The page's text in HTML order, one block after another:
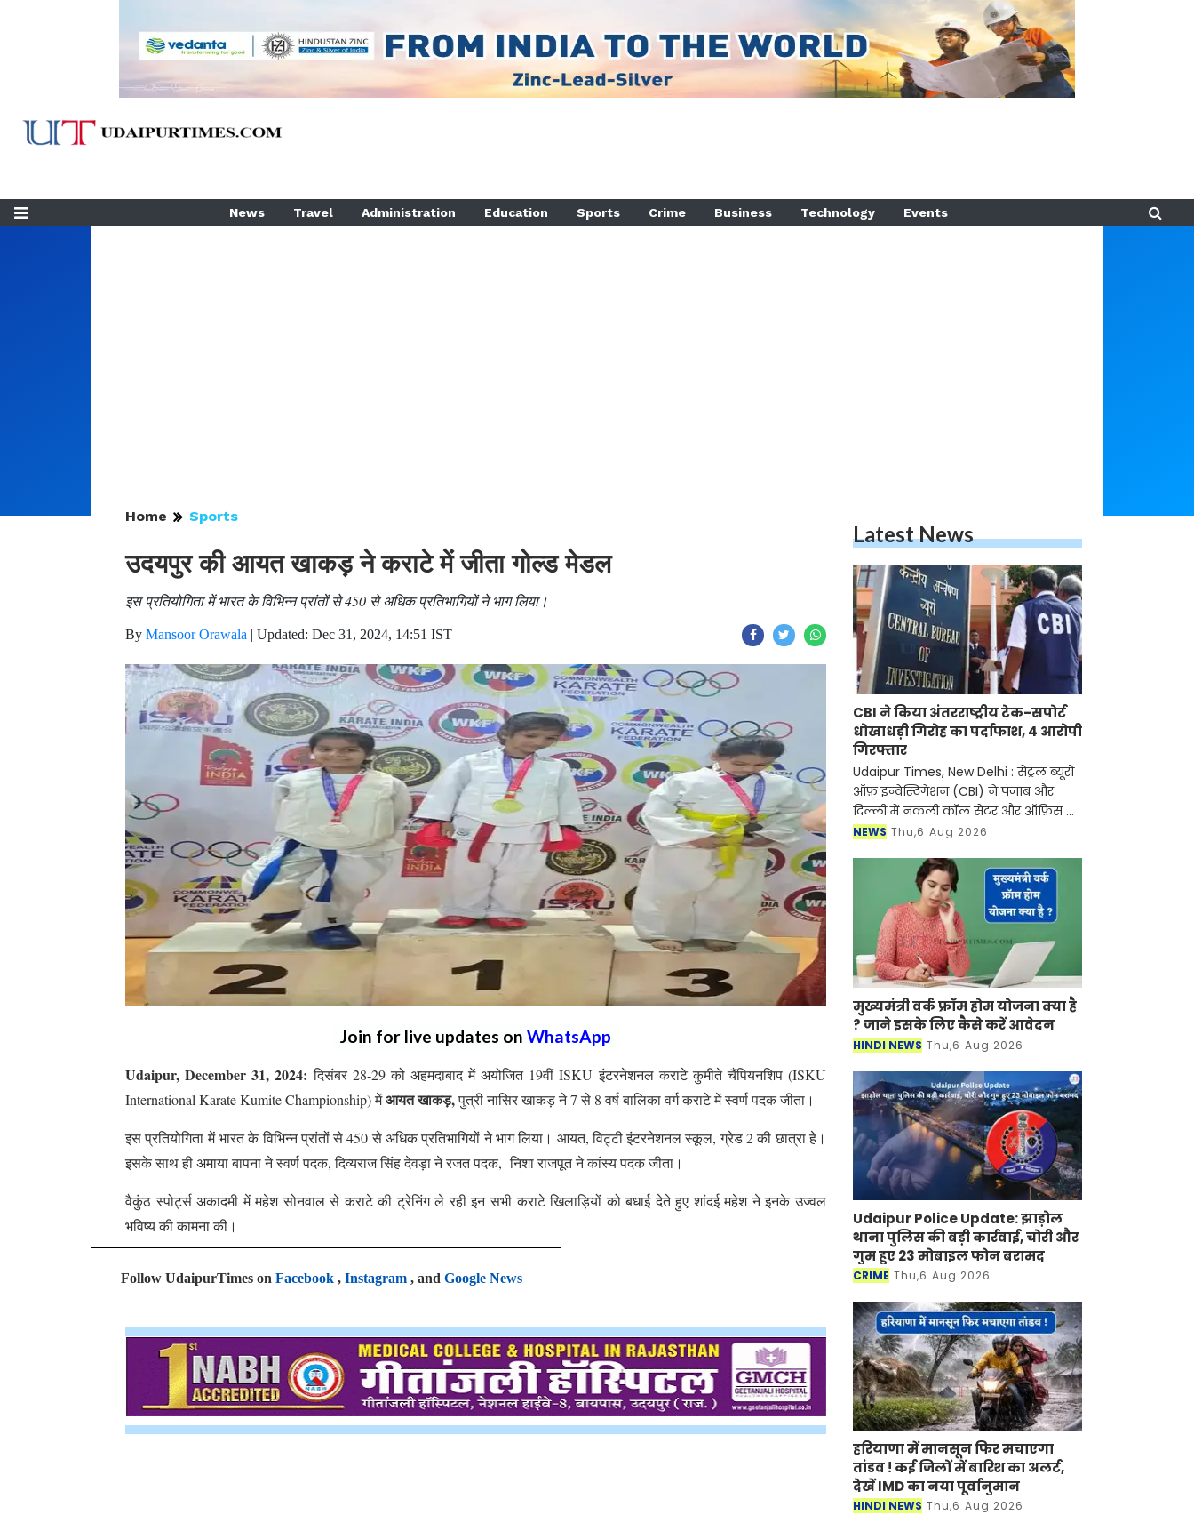
News Travel Administration Education Sports Crime Business Technology Events
Home Sports
उदयपुर की आयत खाकड़ ने कराटे में जीता गोल्ड मेडल
इस प्रतियोगिता में भारत के विभिन्न प्रांतों से 450 से अधिक प्रतिभागियों ने भाग लिया।
By Mansoor Orawala | Updated: Dec 31, 2024, 14:51 IST
Join for live updates on WhatsApp
Udaipur, December 31, 2024: दिसंबर 28-29 को अहमदाबाद में अयोजित 19वीं ISKU इंटरनेशनल कराटे कुमीते चैंपियनशिप (ISKU
International Karate Kumite Championship) मेंआयत खाकड़,पुत्री नासिर खाकड़ ने 7 से 8 वर्ष बालिका वर्ग कराटे में स्वर्ण पदक जीता।
इस प्रतियोगिता में भारत के विभिन्न प्रांतों से 450 से अधिक प्रतिभागियों ने भाग लिया। आयत, विट्टी इंटरनेशनल स्कूल, ग्रेड 2 की छात्रा हे।
इसके साथ ही अमाया बापना ने स्वर्ण पदक, दिव्यराज सिंह देवड़ा ने रजत पदक, निशा राजपूत ने कांस्य पदक जीता।
वैकुंठ स्पोर्ट्स अकादमी में महेश सोनवाल से कराटे की ट्रेनिंग ले रही इन सभी कराटे खिलाड़ियों को बधाई देते हुए शांदई महेश ने इनके उज्वल
भविष्य की कामना की।
Follow UdaipurTimes on Facebook , Instagram , and Google News
Latest News
CBI ने किया अंतरराष्ट्रीय टेक-सपोर्ट
धोखाधड़ी गिरोह का पर्दाफाश, 4 आरोपी
गिरफ्तार
Udaipur Times, New Delhi : सेंट्रल ब्यूरो
ऑफ़ इन्वेस्टिगेशन (CBI) ने पंजाब और
दिल्ली में नकली कॉल सेंटर और ऑफ़िस के
ज़रिए चल रहे एक बड़े इंटरनेशनल टेक-
NEWS Thu,6 Aug 2026
मुख्यमंत्री वर्क फ्रॉम होम योजना क्या है
? जाने इसके लिए कैसे करें आवेदन
HINDI NEWS Thu,6 Aug 2026
Udaipur Police Update: झाड़ोल
थाना पुलिस की बड़ी कार्रवाई, चोरी और
गुम हुए 23 मोबाइल फोन बरामद
CRIME Thu,6 Aug 2026
हरियाणा में मानसून फिर मचाएगा
तांडव ! कई जिलों में बारिश का अलर्ट,
देखें IMD का नया पूर्वानुमान
HINDI NEWS Thu,6 Aug 2026